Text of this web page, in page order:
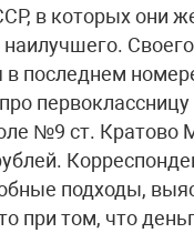
в которых они
в последнем
№9 ст. Кратово
подходы,
при том, что